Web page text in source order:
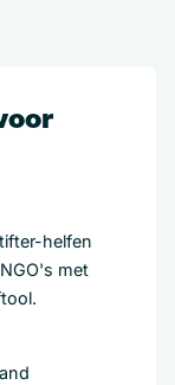
helfen
met